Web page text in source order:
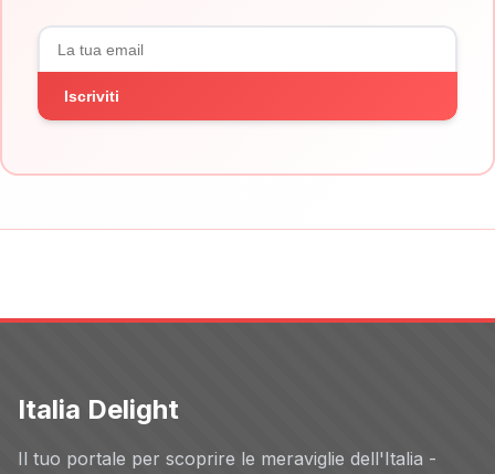
Iscriviti
Italia Delight
Il tuo portale per scoprire le meraviglie dell'Italia -